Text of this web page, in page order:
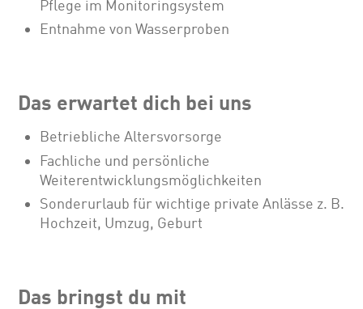
Pflege im Monitoringsystem
Entnahme von Wasserproben
Das erwartet dich bei uns
Betriebliche Altersvorsorge
Fachliche und persönliche
Weiterentwicklungsmöglichkeiten
Sonderurlaub für wichtige private Anlässe z. B.
Hochzeit, Umzug, Geburt
Das bringst du mit